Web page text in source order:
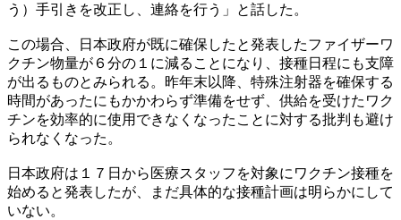
う）手引きを改正し、連絡を行う」と話した。
この場合、日本政府が既に確保したと発表したファイザーワ
クチン物量が６分の１に減ることになり、接種日程にも支障
が出るものとみられる。昨年末以降、特殊注射器を確保する
時間があったにもかかわらず準備をせず、供給を受けたワク
チンを効率的に使用できなくなったことに対する批判も避け
られなくなった。
日本政府は１７日から医療スタッフを対象にワクチン接種を
始めると発表したが、まだ具体的な接種計画は明らかにして
いない。